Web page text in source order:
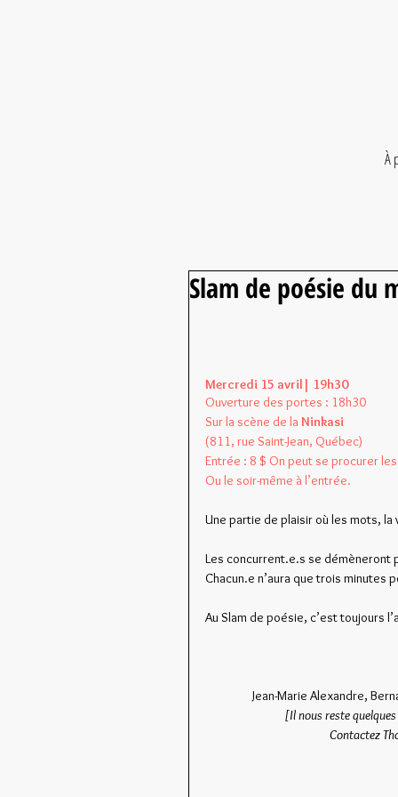
À
Slam de poésie du
Mercredi 15 avril| 19h30
Ouverture des portes : 18h30
Sur la scène de la Ninkasi
(811, rue Saint-Jean, Québec)
Entrée : 8 $ On peut se procurer
Ou le soir-même à l’entrée.
Une partie de plaisir où les mots,
Les concurrent.e.s se démèneront
Chacun.e n’aura que trois minutes
Au Slam de poésie, c’est toujours
Jean-Marie Alexandre,
[Il nous reste
Contactez